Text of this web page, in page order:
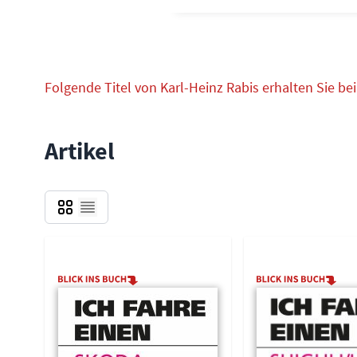
Folgende Titel von Karl-Heinz Rabis erhalten Sie
Artikel
Grid
Liste